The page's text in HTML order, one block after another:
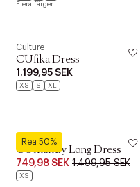
Flera färger
Culture
CUfika Dress
1.199,95 SEK
XS S XL
Rea 50%
Culture
CUmandy Long Dress
749,98 SEK 1.499,95 SEK
XS